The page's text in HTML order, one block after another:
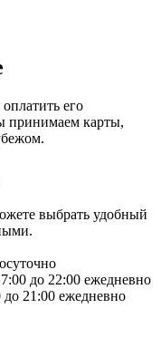
его
принимаем карты,
выбрать удобный
до 22:00 ежедневно
21:00 ежедневно